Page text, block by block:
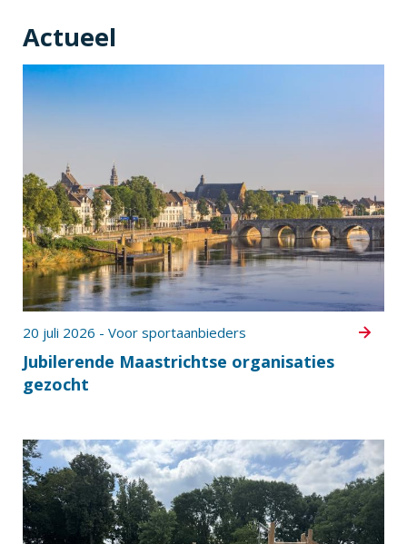
Actueel
Jubilerende Maastrichtse organisaties
gezocht
20 juli 2026 - Voor sportaanbieders